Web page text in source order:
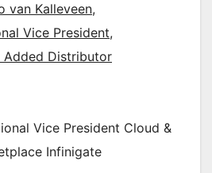
van Kalleveen,
Vice President,
Added Distributor
Vice President Cloud &
Infinigate